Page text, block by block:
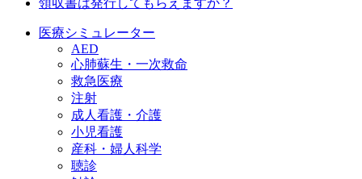
医療シミュレーター
AED
心肺蘇生・一次救命
救急医療
注射
成人看護・介護
小児看護
産科・婦人科学
聴診